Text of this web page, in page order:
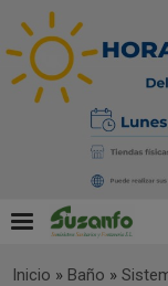
Inicio » Baño »